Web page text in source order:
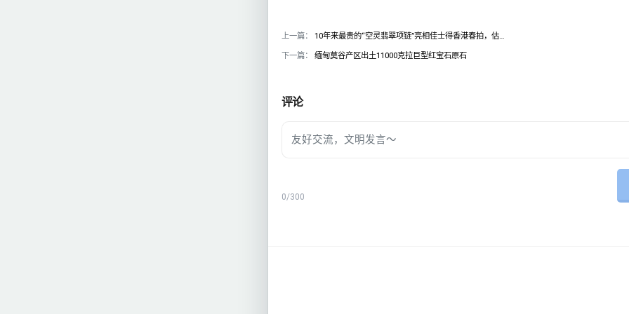
上一篇：
10年来最贵的“空灵翡翠项链”亮相佳士得香港春拍，估…
下一篇：
缅甸莫谷产区出土11000克拉巨型红宝石原石
评论
0/300